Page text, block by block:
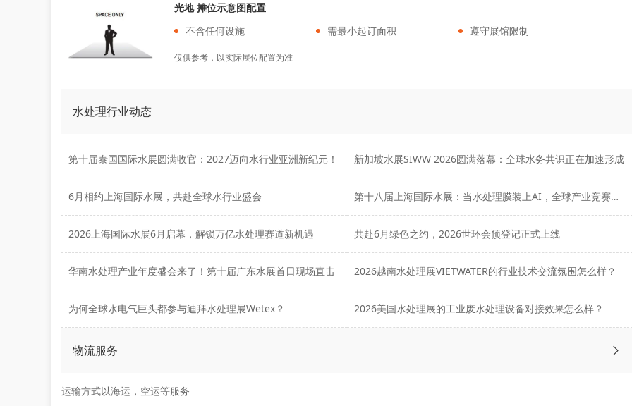
光地 摊位示意图配置
不含任何设施
需最小起订面积 遵守展馆限制
仅供参考，以实际展位配置为准
水处理行业动态
第十届泰国国际水展圆满收官：2027迈向水行业亚洲新纪元！ 新加坡水展SIWW 2026圆满落幕：全球水务共识正在加速形成
6月相约上海国际水展，共赴全球水行业盛会 第十八届上海国际水展：当水处理膜装上AI，全球产业竞赛迎来拐点
2026上海国际水展6月启幕，解锁万亿水处理赛道新机遇 共赴6月绿色之约，2026世环会预登记正式上线
华南水处理产业年度盛会来了！第十届广东水展首日现场直击 2026越南水处理展VIETWATER的行业技术交流氛围怎么样？
为何全球水电气巨头都参与迪拜水处理展Wetex？ 2026美国水处理展的工业废水处理设备对接效果怎么样？
物流服务
运输方式以海运，空运等服务